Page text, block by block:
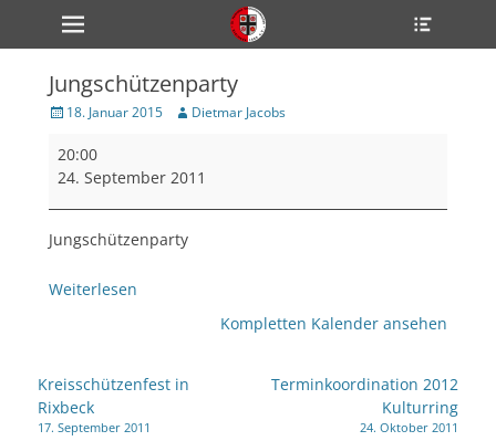
zum
Inhalt
Primärmenü
Jungschützenparty
Veröffentlicht
18. Januar 2015 Author
Dietmar Jacobs
Jungschützenparty
20:00
24. September 2011
Jungschützenparty
Weiterlesen
Kompletten Kalender ansehen
Beitragsnavigation
Kreisschützenfest in
Rixbeck
17. September 2011
Terminkoordination 2012
Kulturring
24. Oktober 2011